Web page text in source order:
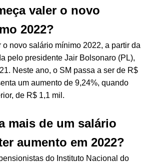
valer o novo
2022?
o novo salário mínimo 2022, a partir da
pelo presidente Jair Bolsonaro (PL),
Neste ano, o SM passa a ser de R$
um aumento de 9,24%, quando
de R$ 1,1 mil.
mais de um salário
aumento em 2022?
do Instituto Nacional do